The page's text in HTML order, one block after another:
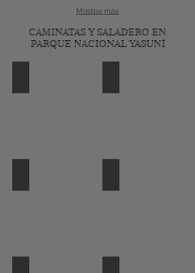
Mostrar más
CAMINATAS Y SALADERO EN
PARQUE NACIONAL YASUNÍ